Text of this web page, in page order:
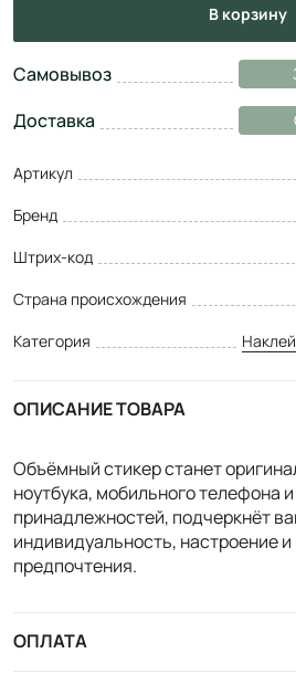
в корзину
Самовывоз
Доставка
Артикул
Бренд
Штрих-код
Страна происхождения
Категория
ОПИСАНИЕ ТОВАРА
Объёмный стикер станет
ноутбука, мобильного телефона
принадлежностей, подчеркнёт
индивидуальность, настроение
предпочтения.
ОПЛАТА